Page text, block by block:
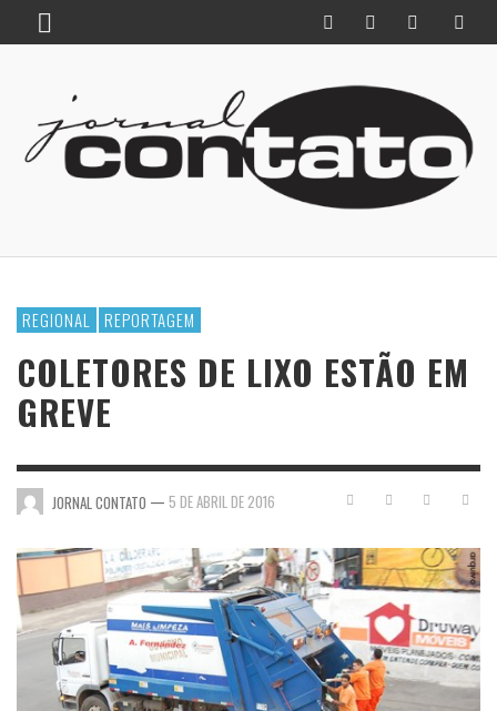
REGIONAL REPORTAGEM
COLETORES DE LIXO ESTÃO EM
GREVE
JORNAL CONTATO — 5 DE ABRIL DE 2016